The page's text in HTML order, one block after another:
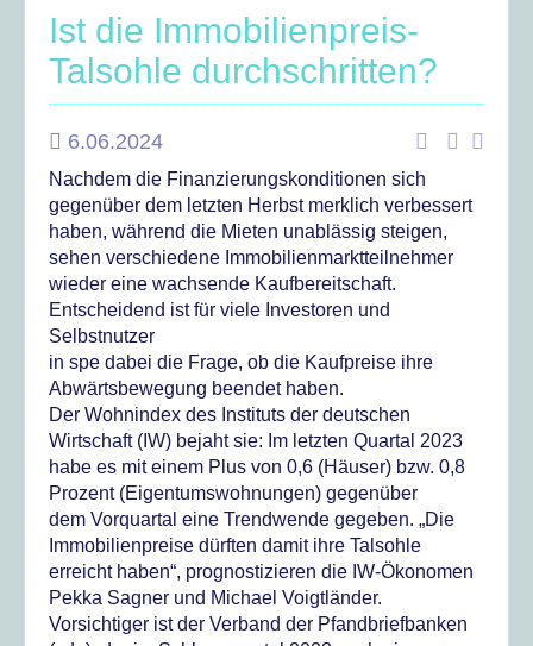
Ist die Immobilienpreis-
Talsohle durchschritten?
6.06.2024
Nachdem die Finanzierungskonditionen sich
gegenüber dem letzten Herbst merklich verbessert
haben, während die Mieten unablässig steigen,
sehen verschiedene Immobilienmarktteilnehmer
wieder eine wachsende Kaufbereitschaft.
Entscheidend ist für viele Investoren und
Selbstnutzer
in spe dabei die Frage, ob die Kaufpreise ihre
Abwärtsbewegung beendet haben.
Der Wohnindex des Instituts der deutschen
Wirtschaft (IW) bejaht sie: Im letzten Quartal 2023
habe es mit einem Plus von 0,6 (Häuser) bzw. 0,8
Prozent (Eigentumswohnungen) gegenüber
dem Vorquartal eine Trendwende gegeben. „Die
Immobilienpreise dürften damit ihre Talsohle
erreicht haben“, prognostizieren die IW-Ökonomen
Pekka Sagner und Michael Voigtländer.
Vorsichtiger ist der Verband der Pfandbriefbanken